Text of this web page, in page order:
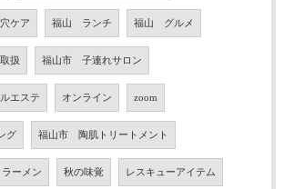
ケア 福山 ランチ 福山 グルメ
扱 福山市 子連れサロン
エステ オンライン zoom
グ 福山市 陶肌トリートメント
ラーメン 秋の味覚 レスキューアイテム